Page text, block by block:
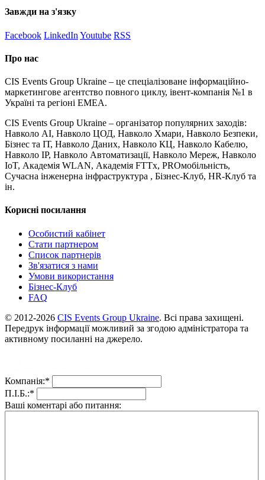
Завжди на з'язку
Facebook LinkedIn Youtube RSS
Про нас
CIS Events Group Ukraine – це спеціалізоване інформаційно-
маркетингове агентство повного циклу, івент-компанія №1 в
Україні та регіоні EMEA.
CIS Events Group Ukraine – організатор популярних заходів:
Навколо AI, Навколо ЦОД, Навколо Хмари, Навколо Безпеки,
Бізнес та ІТ, Навколо Даних, Навколо КЦ, Навколо Кабелю,
Навколо IP, Навколо Автоматизації, Навколо Мереж, Навколо
IoT, Академія WLAN, Академія FTTx, PROмобільність,
Сучасна інженерна інфраструктура , Бізнес-Клуб, HR-Клуб та
ін.
Корисні посилання
Особистий кабінет
Стати партнером
Список партнерів
Зв'язатися з нами
Умови використання
Бізнес-Клуб
FAQ
© 2012-2026 CIS Events Group Ukraine. Всі права захищені.
Передрук інформації можливий за згодою адміністратора та
активному посиланні на джерело.
Компанія:*
П.І.Б.:*
Ваші коментарі або питання: